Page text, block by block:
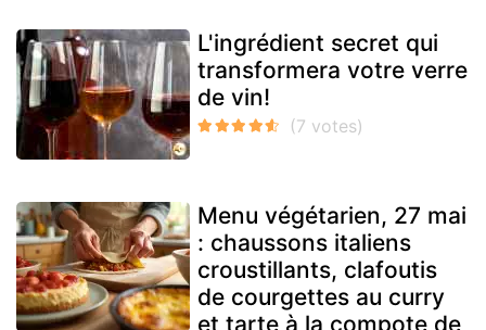
L'ingrédient secret qui
transformera votre verre
de vin!
Menu végétarien, 27 mai
: chaussons italiens
croustillants, clafoutis
de courgettes au curry
et tarte à la compote de